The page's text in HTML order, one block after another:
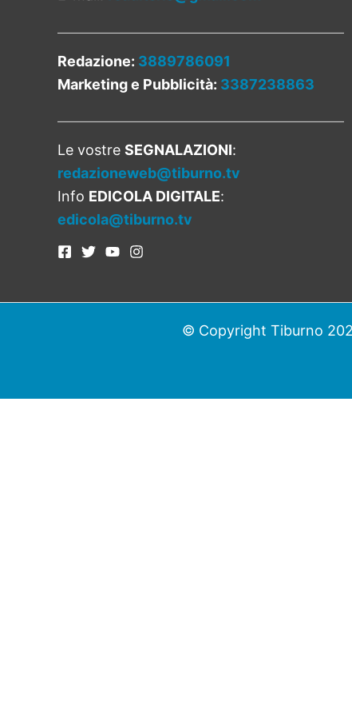
Redazione: 3889786091
Marketing e Pubblicità: 3387238863
Le vostre SEGNALAZIONI:
redazioneweb@tiburno.tv
Info EDICOLA DIGITALE:
edicola@tiburno.tv
© Copyright Tiburno